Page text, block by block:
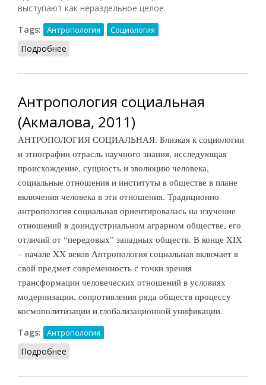
выступают как нераздельное целое.
Tags:
Антропология Социология
Подробнее
Антропология социальная
(Акмалова, 2011)
АНТРОПОЛОГИЯ СОЦИАЛЬНАЯ. Близкая к социологии
и этнографии отрасль научного знания, исследующая
происхождение, сущность и эволюцию человека,
социальные отношения и институты в обществе в плане
включения человека в эти отношения. Традиционно
антропология социальная ориентировалась на изучение
отношений в доиндустриальном аграрном обществе, его
отличий от “передовых” западных обществ. В конце XIX
– начале XX веков Антропология социальная включает в
свой предмет современность с точки зрения
трансформации человеческих отношений в условиях
модернизации, сопротивления ряда обществ процессу
космополитизации и глобализационной унификации.
Tags: Антропология
Подробнее